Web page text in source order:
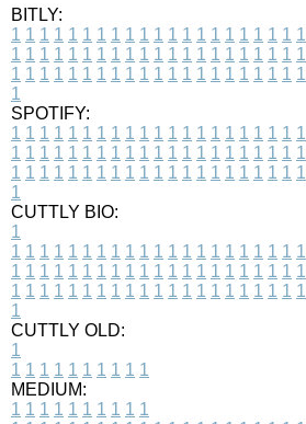
BITLY:
1 1 1 1 1 1 1 1 1 1 1 1 1 1 1 1 1 1 1 1 1
1 1 1 1 1 1 1 1 1 1 1 1 1 1 1 1 1 1 1 1 1
1 1 1 1 1 1 1 1 1 1 1 1 1 1 1 1 1 1 1 1 1
1
SPOTIFY:
1 1 1 1 1 1 1 1 1 1 1 1 1 1 1 1 1 1 1 1 1
1 1 1 1 1 1 1 1 1 1 1 1 1 1 1 1 1 1 1 1 1
1 1 1 1 1 1 1 1 1 1 1 1 1 1 1 1 1 1 1 1 1
1
CUTTLY BIO:
1
1 1 1 1 1 1 1 1 1 1 1 1 1 1 1 1 1 1 1 1 1
1 1 1 1 1 1 1 1 1 1 1 1 1 1 1 1 1 1 1 1 1
1 1 1 1 1 1 1 1 1 1 1 1 1 1 1 1 1 1 1 1 1
1
CUTTLY OLD:
1
1 1 1 1 1 1 1 1 1 1
MEDIUM:
1 1 1 1 1 1 1 1 1 1